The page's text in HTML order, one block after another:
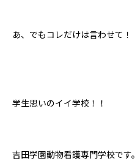
あ、でもコレだけは言わせて！
学生思いのイイ学校！！
吉田学園動物看護専門学校です。